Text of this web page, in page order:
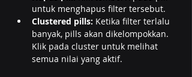
untuk menghapus filter tersebut.
Clustered pills: Ketika filter terlalu
banyak, pills akan dikelompokkan.
Klik pada cluster untuk melihat
semua nilai yang aktif.